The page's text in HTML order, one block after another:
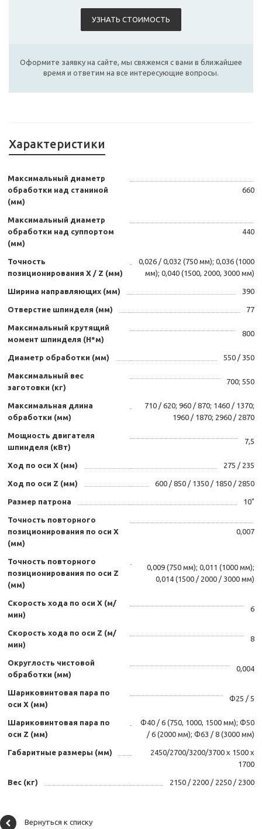
УЗНАТЬ СТОИМОСТЬ
Оформите заявку на сайте, мы свяжемся с вами в ближайшее
время и ответим на все интересующие вопросы.
Характеристики
Максимальный диаметр
обработки над станиной
(мм)
660
Максимальный диаметр
обработки над суппортом
(мм)
440
Точность
позиционирования Х / Z (мм)
0,026 / 0,032 (750 мм); 0,036 (1000
мм); 0,040 (1500, 2000, 3000 мм)
Ширина направляющих (мм) 390
Отверстие шпинделя (мм) 77
Максимальный крутящий
момент шпинделя (Н*м)
800
Диаметр обработки (мм) 550 / 350
Максимальный вес
заготовки (кг)
700; 550
Максимальная длина
обработки (мм)
710 / 620; 960 / 870; 1460 / 1370;
1960 / 1870; 2960 / 2870
Мощность двигателя
шпинделя (кВт)
7,5
Ход по оси X (мм) 275 / 235
Ход по оси Z (мм) 600 / 850 / 1350 / 1850 / 2850
Размер патрона 10"
Точность повторного
позиционирования по оси X
(мм)
0,007
Точность повторного
позиционирования по оси Z
(мм)
0,009 (750 мм); 0,011 (1000 мм);
0,014 (1500 / 2000 / 3000 мм)
Скорость хода по оси X (м/
мин)
6
Скорость хода по оси Z (м/
мин)
8
Округлость чистовой
обработки (мм)
0,004
Шариковинтовая пара по
оси X (мм)
Ф25 / 5
Шариковинтовая пара по
оси Z (мм)
Ф40 / 6 (750, 1000, 1500 мм); Ф50
/ 6 (2000 мм); Ф63 / 8 (3000 мм)
Габаритные размеры (мм)
2450/2700/3200/3700 х 1500 х
1700
Вес (кг) 2150 / 2200 / 2250 / 2300
Вернуться к списку